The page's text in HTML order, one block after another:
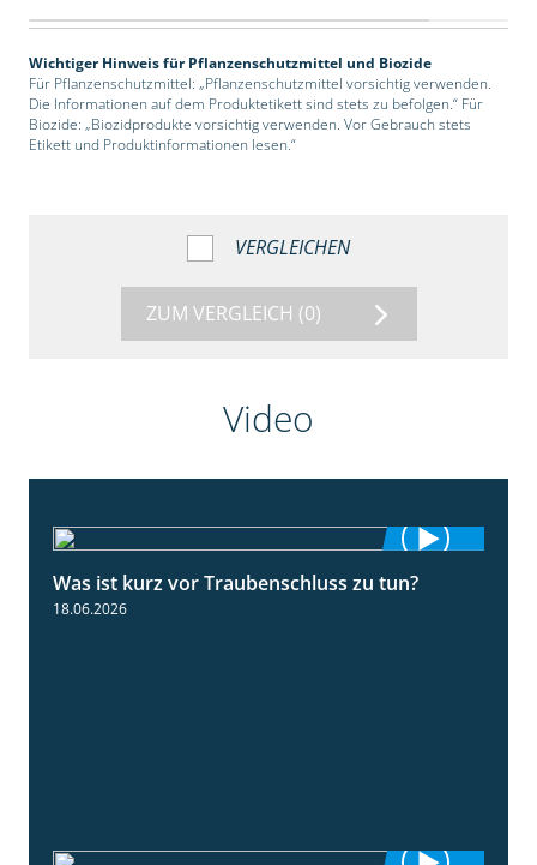
Wichtiger Hinweis für Pflanzenschutzmittel und Biozide
Für Pflanzenschutzmittel: „Pflanzenschutzmittel vorsichtig verwenden.
Die Informationen auf dem Produktetikett sind stets zu befolgen.“ Für
Biozide: „Biozidprodukte vorsichtig verwenden. Vor Gebrauch stets
Etikett und Produktinformationen lesen.“
VERGLEICHEN
ZUM VERGLEICH (0)
Video
5:04
Was ist kurz vor Traubenschluss zu tun?
18.06.2026